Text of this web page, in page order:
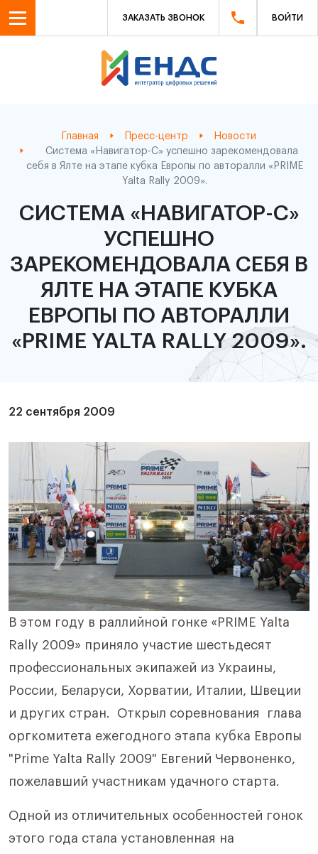
ЗАКАЗАТЬ ЗВОНОК ВОЙТИ
Главная Пресс-центр
Новости
Система «Навигатор-С» успешно зарекомендовала
себя в Ялте на этапе кубка Европы по авторалли «PRIME
Yalta Rally 2009».
СИСТЕМА «НАВИГАТОР-С»
УСПЕШНО
ЗАРЕКОМЕНДОВАЛА СЕБЯ В
ЯЛТЕ НА ЭТАПЕ КУБКА
ЕВРОПЫ ПО АВТОРАЛЛИ
«PRIME YALTA RALLY 2009».
22 сентября 2009
В этом году в раллийной гонке «PRIME Yalta
Rally 2009» приняло участие шестьдесят
профессиональных экипажей из Украины,
России, Беларуси, Хорватии, Италии, Швеции
и других стран. Открыл соревнования глава
оргкомитета ежегодного этапа кубка Европы
"Prime Yalta Rally 2009" Евгений Червоненко,
пожелавший участникам удачного старта.
Одной из отличительных особенностей гонок
этого года стала установленная на